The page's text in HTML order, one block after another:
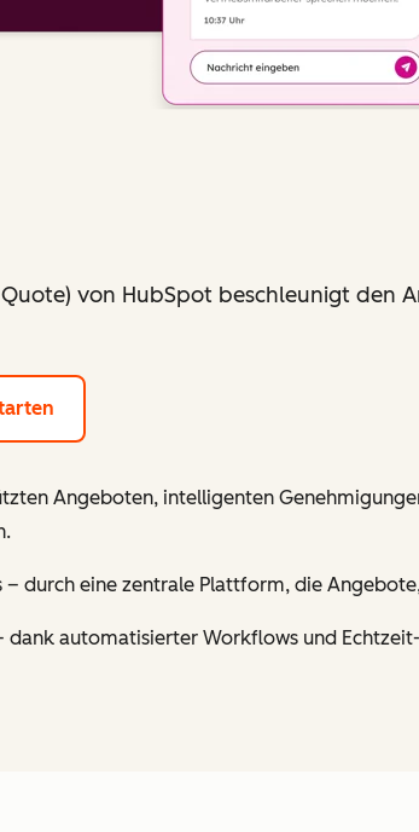
von HubSpot beschleunigt den
Angeboten, intelligenten
– durch eine zentrale Plattform, die
dank automatisierter Workflows und